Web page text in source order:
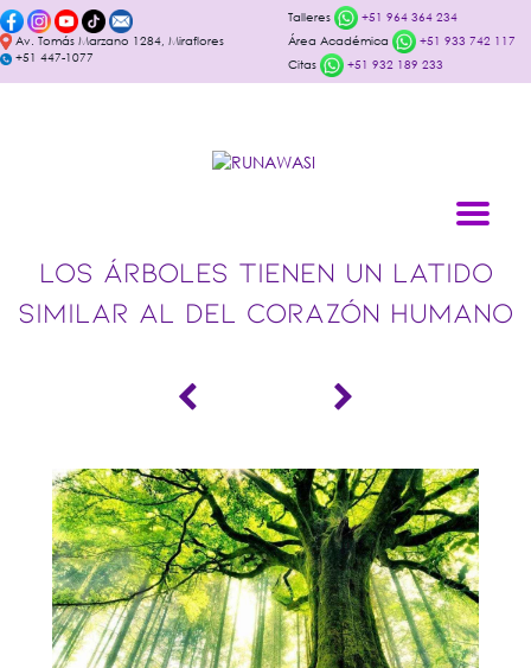
Av. Tomás Marzano 1284, Miraflores
+51 447-1077
Talleres
+51 964 364 234
Área Académica
+51 933 742 117
Citas
+51 932 189 233
LOS ÁRBOLES TIENEN UN LATIDO
SIMILAR AL DEL CORAZÓN HUMANO